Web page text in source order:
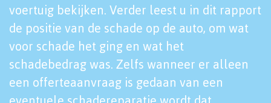
voertuig bekijken. Verder leest u in dit rapport
de positie van de schade op de auto, om wat
voor schade het ging en wat het
schadebedrag was. Zelfs wanneer er alleen
een offerteaanvraag is gedaan van een